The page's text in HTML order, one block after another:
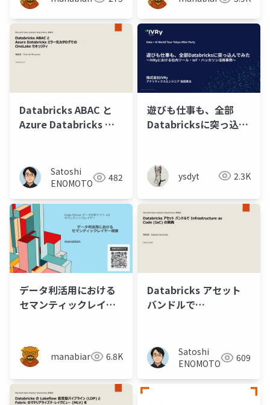
Databricks ABAC と
Azure Databricks ミ
Satoshi
ENOMOTO
482
遊びも仕事も、全部
Databricksに突っ込ん
カソン活用事例〜
ysdyt 2.3K
データ利活用における
セマンティックレイヤ
manabian 6.8K
Databricks アセット
バンドルで
Satoshi
ENOMOTO
609